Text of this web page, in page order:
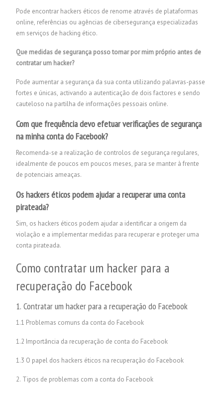
Pode encontrar hackers éticos de renome através de plataformas
online, referências ou agências de cibersegurança especializadas
em serviços de hacking ético.
Que medidas de segurança posso tomar por mim próprio antes de
contratar um hacker?
Pode aumentar a segurança da sua conta utilizando palavras-passe
fortes e únicas, activando a autenticação de dois factores e sendo
cauteloso na partilha de informações pessoais online.
Com que frequência devo efetuar verificações de segurança
na minha conta do Facebook?
Recomenda-se a realização de controlos de segurança regulares,
idealmente de poucos em poucos meses, para se manter à frente
de potenciais ameaças.
Os hackers éticos podem ajudar a recuperar uma conta
pirateada?
Sim, os hackers éticos podem ajudar a identificar a origem da
violação e a implementar medidas para recuperar e proteger uma
conta pirateada.
Como contratar um hacker para a
recuperação do Facebook
1. Contratar um hacker para a recuperação do Facebook
1.1 Problemas comuns da conta do Facebook
1.2 Importância da recuperação de conta do Facebook
1.3 O papel dos hackers éticos na recuperação do Facebook
2. Tipos de problemas com a conta do Facebook